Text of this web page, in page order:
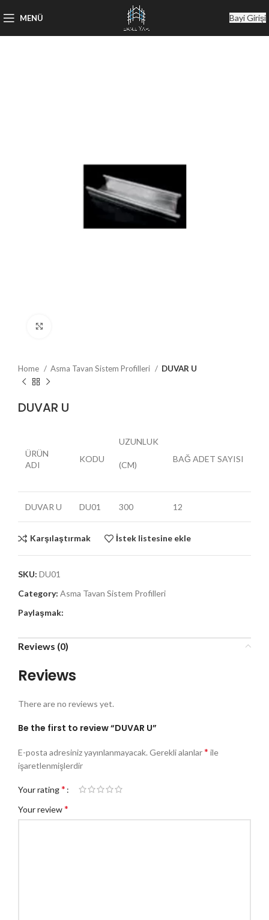
MENÜ Bayi Girişi
Home Asma Tavan Sistem Profilleri DUVAR U
DUVAR U
ÜRÜN
ADI
KODU
UZUNLUK
(CM)
BAĞ ADET SAYISI
DUVAR U DU01 300 12
Karşılaştırmak İstek listesine ekle
SKU: DU01
Category: Asma Tavan Sistem Profilleri
Paylaşmak:
Reviews (0)
Reviews
There are no reviews yet.
Be the first to review “DUVAR U”
E-posta adresiniz yayınlanmayacak. Gerekli alanlar* ile
işaretlenmişlerdir
Your rating*
Your review*